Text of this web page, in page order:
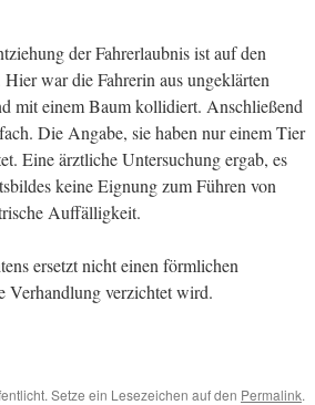
der Fahrerlaubnis ist auf den
war die Fahrerin aus ungeklärten
mit einem Baum kollidiert. Anschließend
Die Angabe, sie haben nur einem Tier
Eine ärztliche Untersuchung ergab, es
keine Eignung zum Führen von
Auffälligkeit.
ersetzt nicht einen förmlichen
Verhandlung verzichtet wird.
Setze ein Lesezeichen auf den Permalink.